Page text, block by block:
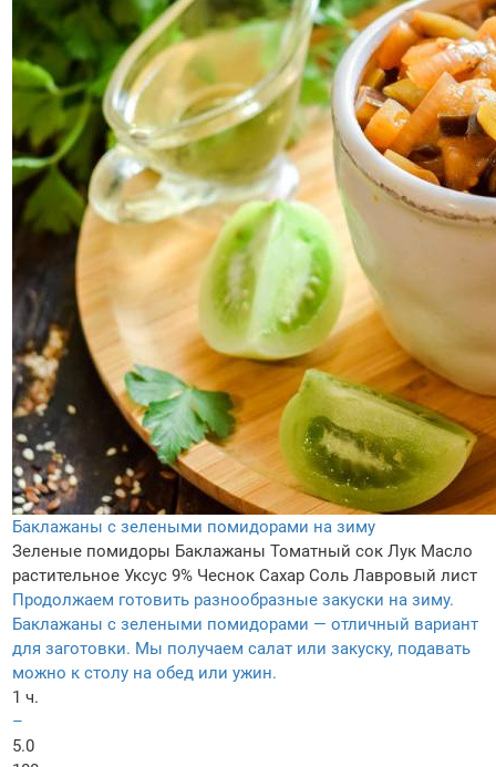
Баклажаны с зелеными помидорами на зиму
Зеленые помидоры Баклажаны Томатный сок Лук Масло
растительное Уксус 9% Чеснок Сахар Соль Лавровый лист
Продолжаем готовить разнообразные закуски на зиму.
Баклажаны с зелеными помидорами — отличный вариант
для заготовки. Мы получаем салат или закуску, подавать
можно к столу на обед или ужин.
1 ч.
–
5.0